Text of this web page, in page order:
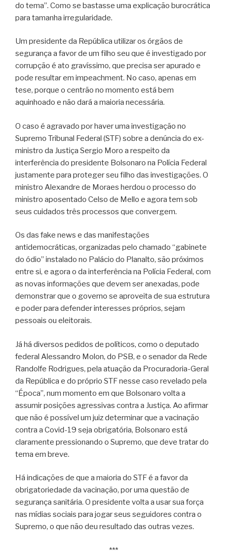
do tema”. Como se bastasse uma explicação burocrática
para tamanha irregularidade.
Um presidente da República utilizar os órgãos de
segurança a favor de um filho seu que é investigado por
corrupção é ato gravíssimo, que precisa ser apurado e
pode resultar em impeachment. No caso, apenas em
tese, porque o centrão no momento está bem
aquinhoado e não dará a maioria necessária.
O caso é agravado por haver uma investigação no
Supremo Tribunal Federal (STF) sobre a denúncia do ex-
ministro da Justiça Sergio Moro a respeito da
interferência do presidente Bolsonaro na Polícia Federal
justamente para proteger seu filho das investigações. O
ministro Alexandre de Moraes herdou o processo do
ministro aposentado Celso de Mello e agora tem sob
seus cuidados três processos que convergem.
Os das fake news e das manifestações
antidemocráticas, organizadas pelo chamado “gabinete
do ódio” instalado no Palácio do Planalto, são próximos
entre si, e agora o da interferência na Polícia Federal, com
as novas informações que devem ser anexadas, pode
demonstrar que o governo se aproveita de sua estrutura
e poder para defender interesses próprios, sejam
pessoais ou eleitorais.
Já há diversos pedidos de políticos, como o deputado
federal Alessandro Molon, do PSB, e o senador da Rede
Randolfe Rodrigues, pela atuação da Procuradoria-Geral
da República e do próprio STF nesse caso revelado pela
“Época”, num momento em que Bolsonaro volta a
assumir posições agressivas contra a Justiça. Ao afirmar
que não é possível um juiz determinar que a vacinação
contra a Covid-19 seja obrigatória, Bolsonaro está
claramente pressionando o Supremo, que deve tratar do
tema em breve.
Há indicações de que a maioria do STF é a favor da
obrigatoriedade da vacinação, por uma questão de
segurança sanitária. O presidente volta a usar sua força
nas mídias sociais para jogar seus seguidores contra o
Supremo, o que não deu resultado das outras vezes.
***